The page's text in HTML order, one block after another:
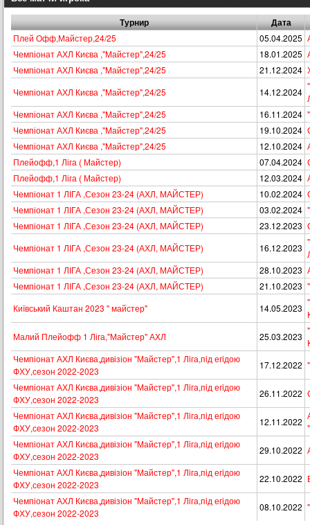
Турнир Дата
Плей Офф,Майстер,24/25 05.04.2025
Чемпіонат АХЛ Києва ,"Майстер",24/25
18.01.2025
Чемпіонат АХЛ Києва ,"Майстер",24/25
21.12.2024
Чемпіонат АХЛ Києва ,"Майстер",24/25
14.12.2024
Чемпіонат АХЛ Києва ,"Майстер",24/25
16.11.2024
Чемпіонат АХЛ Києва ,"Майстер",24/25
19.10.2024
Чемпіонат АХЛ Києва ,"Майстер",24/25
12.10.2024
Плейофф,1 Ліга ( Майстер)
07.04.2024
Плейофф,1 Ліга ( Майстер)
12.03.2024
Чемпіонат 1 ЛІГА ,Сезон 23-24 (АХЛ, МАЙСТЕР)
10.02.2024
Чемпіонат 1 ЛІГА ,Сезон 23-24 (АХЛ, МАЙСТЕР)
03.02.2024
Чемпіонат 1 ЛІГА ,Сезон 23-24 (АХЛ, МАЙСТЕР)
23.12.2023
Чемпіонат 1 ЛІГА ,Сезон 23-24 (АХЛ, МАЙСТЕР)
16.12.2023
Чемпіонат 1 ЛІГА ,Сезон 23-24 (АХЛ, МАЙСТЕР)
28.10.2023
Чемпіонат 1 ЛІГА ,Сезон 23-24 (АХЛ, МАЙСТЕР)
21.10.2023
Київський Каштан 2023 " майстер"
14.05.2023
Малий Плейофф 1 Ліга,"Майстер" АХЛ
25.03.2023
Чемпіонат АХЛ Києва,дивізіон "Майстер",1 Лiга,пiд егiдою
ФХУ,сезон 2022-2023
17.12.2022
Чемпіонат АХЛ Києва,дивізіон "Майстер",1 Лiга,пiд егiдою
ФХУ,сезон 2022-2023
26.11.2022
Чемпіонат АХЛ Києва,дивізіон "Майстер",1 Лiга,пiд егiдою
ФХУ,сезон 2022-2023
12.11.2022
Чемпіонат АХЛ Києва,дивізіон "Майстер",1 Лiга,пiд егiдою
ФХУ,сезон 2022-2023
29.10.2022
Чемпіонат АХЛ Києва,дивізіон "Майстер",1 Лiга,пiд егiдою
ФХУ,сезон 2022-2023
22.10.2022
Чемпіонат АХЛ Києва,дивізіон "Майстер",1 Лiга,пiд егiдою
ФХУ,сезон 2022-2023
08.10.2022